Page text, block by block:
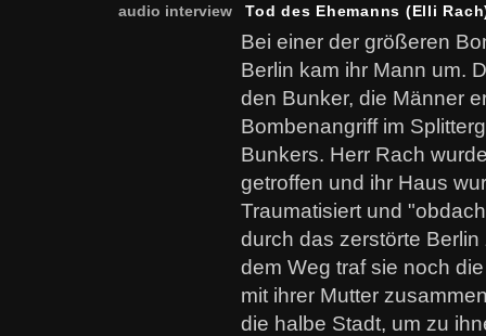
audio interview Tod des Ehemanns (Elli
Bei einer der größeren
Berlin kam ihr Mann um.
den Bunker, die Männer
Bombenangriff im
Bunkers. Herr Rach
getroffen und ihr Haus
Traumatisiert und
durch das zerstörte
dem Weg traf sie noch
mit ihrer Mutter
die halbe Stadt, um zu